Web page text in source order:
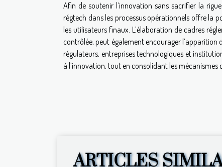
Afin de soutenir l’innovation sans sacrifier la
régtech dans les processus opérationnels offre la
les utilisateurs finaux. L’élaboration de cadres
contrôlée, peut également encourager
régulateurs, entreprises technologiques et
à l’innovation, tout en consolidant les
ARTICLES